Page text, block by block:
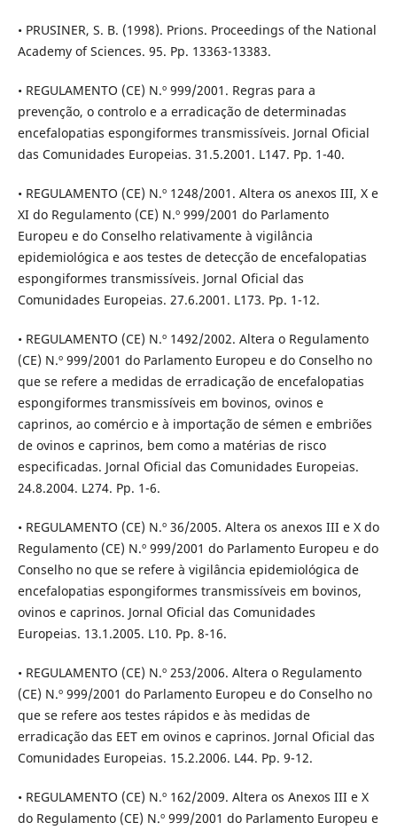
• PRUSINER, S. B. (1998). Prions. Proceedings of the National
Academy of Sciences. 95. Pp. 13363-13383.
• REGULAMENTO (CE) N.º 999/2001. Regras para a
prevenção, o controlo e a erradicação de determinadas
encefalopatias espongiformes transmissíveis. Jornal Oficial
das Comunidades Europeias. 31.5.2001. L147. Pp. 1-40.
• REGULAMENTO (CE) N.º 1248/2001. Altera os anexos III, X e
XI do Regulamento (CE) N.º 999/2001 do Parlamento
Europeu e do Conselho relativamente à vigilância
epidemiológica e aos testes de detecção de encefalopatias
espongiformes transmissíveis. Jornal Oficial das
Comunidades Europeias. 27.6.2001. L173. Pp. 1-12.
• REGULAMENTO (CE) N.º 1492/2002. Altera o Regulamento
(CE) N.º 999/2001 do Parlamento Europeu e do Conselho no
que se refere a medidas de erradicação de encefalopatias
espongiformes transmissíveis em bovinos, ovinos e
caprinos, ao comércio e à importação de sémen e embriões
de ovinos e caprinos, bem como a matérias de risco
especificadas. Jornal Oficial das Comunidades Europeias.
24.8.2004. L274. Pp. 1-6.
• REGULAMENTO (CE) N.º 36/2005. Altera os anexos III e X do
Regulamento (CE) N.º 999/2001 do Parlamento Europeu e do
Conselho no que se refere à vigilância epidemiológica de
encefalopatias espongiformes transmissíveis em bovinos,
ovinos e caprinos. Jornal Oficial das Comunidades
Europeias. 13.1.2005. L10. Pp. 8-16.
• REGULAMENTO (CE) N.º 253/2006. Altera o Regulamento
(CE) N.º 999/2001 do Parlamento Europeu e do Conselho no
que se refere aos testes rápidos e às medidas de
erradicação das EET em ovinos e caprinos. Jornal Oficial das
Comunidades Europeias. 15.2.2006. L44. Pp. 9-12.
• REGULAMENTO (CE) N.º 162/2009. Altera os Anexos III e X
do Regulamento (CE) N.º 999/2001 do Parlamento Europeu e